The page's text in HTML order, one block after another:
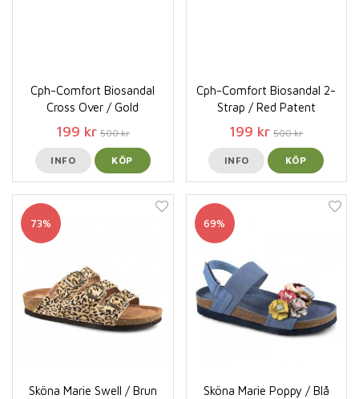
Cph-Comfort Biosandal
Cross Over / Gold
199 kr 500 kr
INFO KÖP
Cph-Comfort Biosandal 2-
Strap / Red Patent
199 kr 500 kr
INFO KÖP
73%
Sköna Marie Swell / Brun
69%
Sköna Marie Poppy / Blå